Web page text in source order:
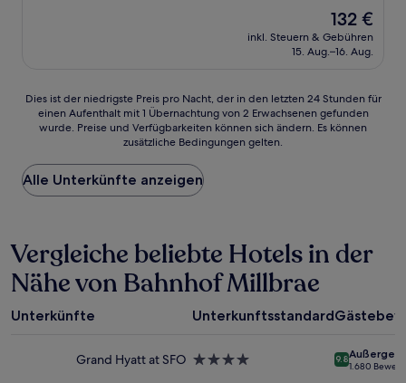
Der
Preis
beträgt
132 €
inkl. Steuern & Gebühren
15. Aug.–16. Aug.
Dies
der
Preis
pro
Nacht,
den
letzten
24 Stunden
für
einen
1 Übernachtung
Dies ist der niedrigste Preis pro Nacht, der in den letzten 24 Stunden für
einen Aufenthalt mit 1 Übernachtung von 2 Erwachsenen gefunden
wurde. Preise und Verfügbarkeiten können sich ändern. Es können
zusätzliche Bedingungen gelten.
Alle Unterkünfte anzeigen
Vergleiche beliebte Hotels in der
Nähe von Bahnhof Millbrae
Unterkünfte Unterkunftsstandard
Grand Hyatt at SFO 4.0-
9.8
1.680